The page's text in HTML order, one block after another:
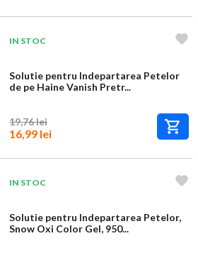
IN STOC
Solutie pentru Indepartarea Petelor
de pe Haine Vanish Pretr...
19,76 lei
16,99 lei
IN STOC
Solutie pentru Indepartarea Petelor,
Snow Oxi Color Gel, 950...